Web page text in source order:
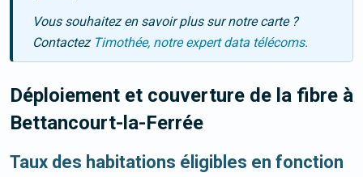
Vous souhaitez en savoir plus sur notre carte ?
Contactez Timothée, notre expert data télécoms.
Déploiement et couverture de la fibre à
Bettancourt-la-Ferrée
Taux des habitations éligibles en fonction